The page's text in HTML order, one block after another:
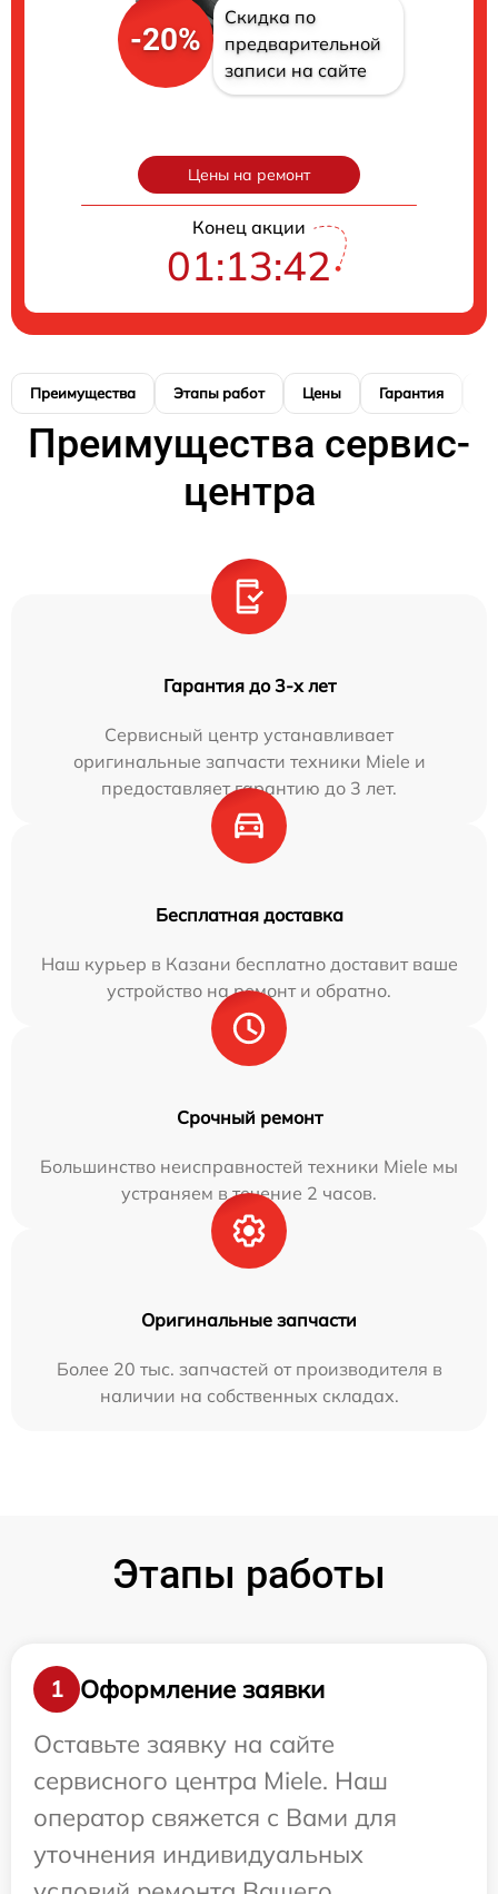
-20%
Скидка по
предварительной
записи на сайте
Цены на ремонт
Конец акции
01:13:41
Преимущества Этапы работ Цены Гарантия
Преимущества сервис-
центра
Гарантия до 3-х лет
Сервисный центр устанавливает
оригинальные запчасти техники Miele и
предоставляет гарантию до 3 лет.
Бесплатная доставка
Наш курьер в Казани бесплатно доставит ваше
устройство на ремонт и обратно.
Срочный ремонт
Большинство неисправностей техники Miele мы
устраняем в течение 2 часов.
Оригинальные запчасти
Более 20 тыс. запчастей от производителя в
наличии на собственных складах.
Этапы работы
1
Оформление заявки
Оставьте заявку на сайте
сервисного центра Miele. Наш
оператор свяжется с Вами для
уточнения индивидуальных